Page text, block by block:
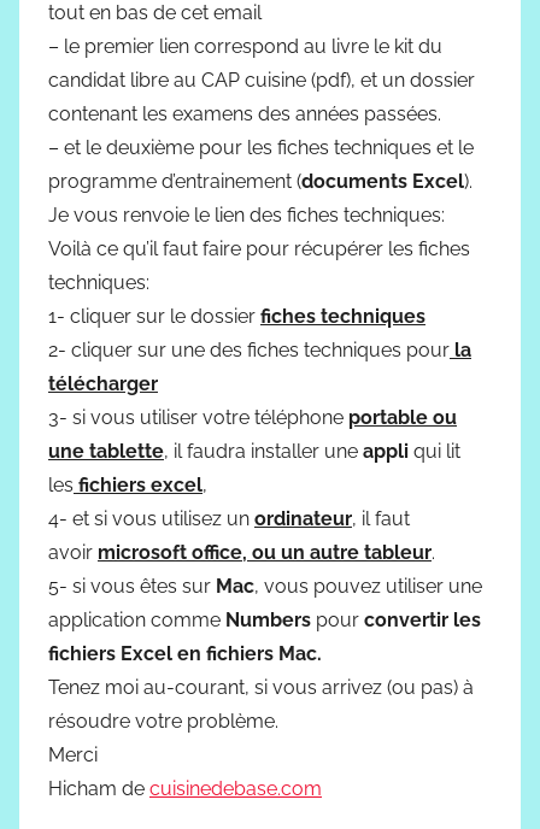
tout en bas de cet email
– le premier lien correspond au livre le kit du
candidat libre au CAP cuisine (pdf), et un dossier
contenant les examens des années passées.
– et le deuxième pour les fiches techniques et le
programme d’entrainement (documents Excel).
Je vous renvoie le lien des fiches techniques:
Voilà ce qu’il faut faire pour récupérer les fiches
techniques:
1- cliquer sur le dossier fiches techniques
2- cliquer sur une des fiches techniques pour la
télécharger
3- si vous utiliser votre téléphone portable ou
une tablette, il faudra installer une appli qui lit
les fichiers excel,
4- et si vous utilisez un ordinateur, il faut
avoir microsoft office, ou un autre tableur.
5- si vous êtes sur Mac, vous pouvez utiliser une
application comme Numbers pour convertir les
fichiers Excel en fichiers Mac.
Tenez moi au-courant, si vous arrivez (ou pas) à
résoudre votre problème.
Merci
Hicham de cuisinedebase.com